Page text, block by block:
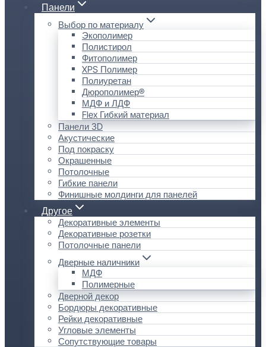
Панели
Выбор по материалу
Экополимер
Полистирол
Фитополимер
XPS Полимер
Полиуретан
Дюрополимер®
МДФ и ЛДФ
Flex Гибкий материал
Панели 3D
Акустические
Под покраску
Окрашенные
Потолочные
Гибкие панели
Финишные молдинги для панелей
Другое
Декоративные элементы
Декоративные розетки
Потолочные панели
Дверные наличники
МДФ
Полимерные
Дверной декор
Бордюры декоративные
Рейки декоративные
Угловые элементы
Сопутствующие товары